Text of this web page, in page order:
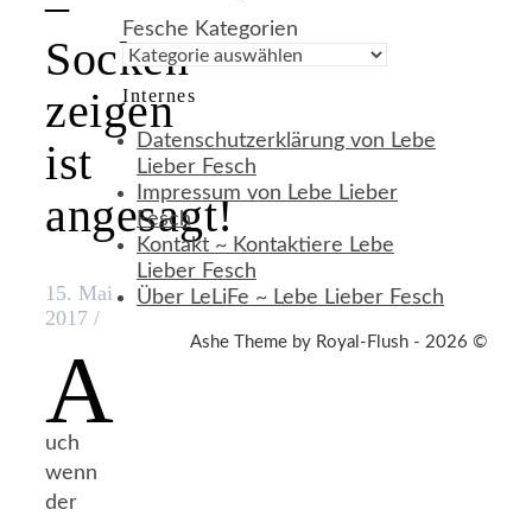
Socken
zeigen
ist
angesagt!
15. Mai
2017 /
A
uch
wenn
der
Fesche Kategorien
Internes
Datenschutzerklärung von Lebe
Lieber Fesch
Impressum von Lebe Lieber
Fesch
Kontakt ~ Kontaktiere Lebe
Lieber Fesch
Über LeLiFe ~ Lebe Lieber Fesch
Ashe Theme by Royal-Flush - 2026 ©